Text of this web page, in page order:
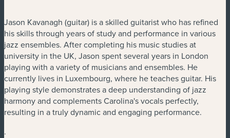
Jason Kavanagh (guitar) is a skilled guitarist who has refined
his skills through years of study and performance in various
jazz ensembles. After completing his music studies at
university in the UK, Jason spent several years in London
playing with a variety of musicians and ensembles. He
currently lives in Luxembourg, where he teaches guitar. His
playing style demonstrates a deep understanding of jazz
harmony and complements Carolina's vocals perfectly,
resulting in a truly dynamic and engaging performance.
.